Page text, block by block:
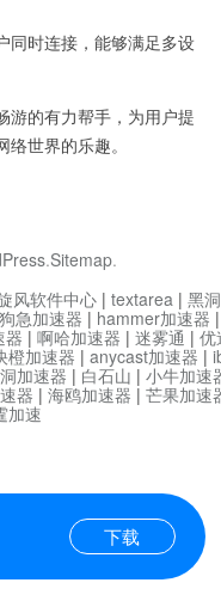
时连接，能够满足多设
的有力帮手，为用户提
世界的乐趣。
.Sitemap.
下载
风软件中心 | textarea | 黑
狗急加速器 | hammer加速器
器 | 啊哈加速器 | 迷雾通 | 优
橙加速器 | anycast加速器 |
加速器 | 白石山 | 小牛加速
器 | 海鸥加速器 | 芒果加速
加速